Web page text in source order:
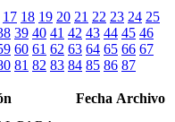
17 18 19 20 21 22 23 24 25
39 40 41 42 43 44 45 46
60 61 62 63 64 65 66 67
81 82 83 84 85 86 87
Fecha Archivo